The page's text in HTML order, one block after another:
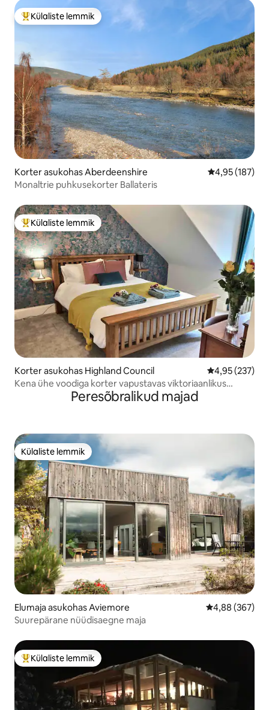
Külaliste suur lemmik
Külaliste lemmik
Korter asukohas Aberdeenshire Keskmine
4,95 (187)
Monaltrie puhkusekorter Ballateris
Külaliste suur lemmik
Külaliste lemmik
Korter asukohas Highland Council Keskmine
4,95 (237)
Kena ühe voodiga korter vapustavas viktoriaanlikus
Peresõbralikud majad
Külaliste lemmik
Külaliste lemmik
Elumaja asukohas Aviemore Keskmine
4,88 (367)
Suurepärane nüüdisaegne maja
Külaliste suur lemmik
Külaliste lemmik